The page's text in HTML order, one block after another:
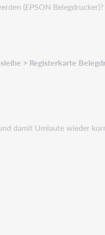
(EPSON Belegdrucker)?
> Registerkarte
damit Umlaute wieder